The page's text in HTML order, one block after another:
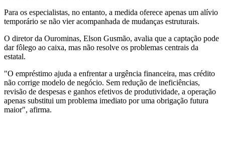
Para os especialistas, no entanto, a medida oferece apenas um alívio
temporário se não vier acompanhada de mudanças estruturais.
O diretor da Ourominas, Elson Gusmão, avalia que a captação pode
dar fôlego ao caixa, mas não resolve os problemas centrais da
estatal.
"O empréstimo ajuda a enfrentar a urgência financeira, mas crédito
não corrige modelo de negócio. Sem redução de ineficiências,
revisão de despesas e ganhos efetivos de produtividade, a operação
apenas substitui um problema imediato por uma obrigação futura
maior", afirma.